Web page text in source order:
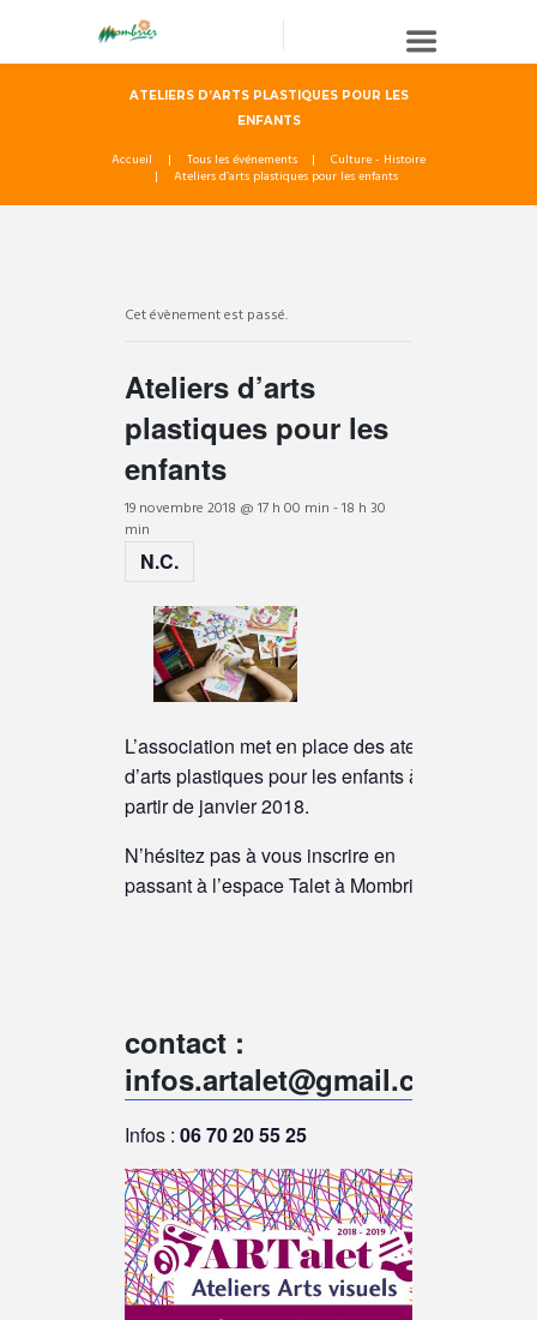
ATELIERS D’ARTS PLASTIQUES POUR LES
ENFANTS
Accueil Tous les événements
Culture - Histoire
Ateliers d’arts plastiques pour les enfants
Cet évènement est passé.
Ateliers d’arts
plastiques pour les
enfants
19 novembre 2018 @ 17 h 00 min -18 h 30
min
N.C.
L’association met en place des ateliers
d’arts plastiques pour les enfants à
partir de janvier 2018.
N’hésitez pas à vous inscrire en
passant à l’espace Talet à Mombrier !
contact :
infos.artalet@gmail.com
Infos : 06 70 20 55 25